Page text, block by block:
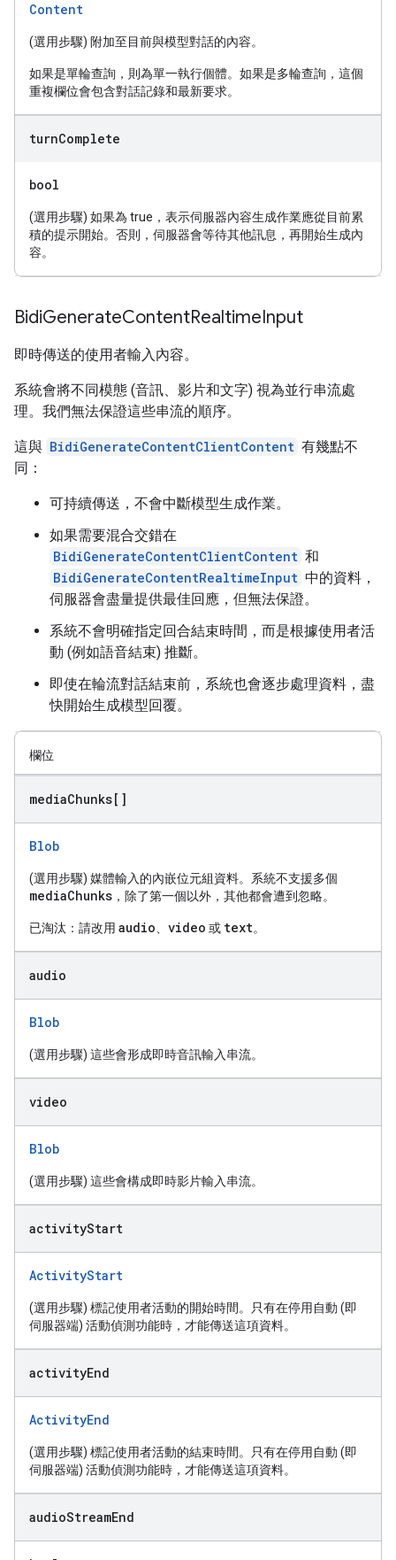
Content
(選用步驟) 附加至目前與模型對話的內容。
如果是單輪查詢，則為單一執行個體。如果是多輪查詢，這個
重複欄位會包含對話記錄和最新要求。
turnComplete
bool
(選用步驟) 如果為 true，表示伺服器內容生成作業應從目前累
積的提示開始。否則，伺服器會等待其他訊息，再開始生成內
容。
BidiGenerateContentRealtimeInput
即時傳送的使用者輸入內容。
系統會將不同模態 (音訊、影片和文字) 視為並行串流處
理。我們無法保證這些串流的順序。
這與 BidiGenerateContentClientContent 有幾點不
同：
可持續傳送，不會中斷模型生成作業。
如果需要混合交錯在
BidiGenerateContentClientContent 和
BidiGenerateContentRealtimeInput 中的資料，
伺服器會盡量提供最佳回應，但無法保證。
系統不會明確指定回合結束時間，而是根據使用者活
動 (例如語音結束) 推斷。
即使在輪流對話結束前，系統也會逐步處理資料，盡
快開始生成模型回覆。
欄位
mediaChunks[]
Blob
(選用步驟) 媒體輸入的內嵌位元組資料。系統不支援多個
mediaChunks ，除了第一個以外，其他都會遭到忽略。
已淘汰：請改用 audio video 或 text。
audio
Blob
(選用步驟) 這些會形成即時音訊輸入串流。
video
Blob
(選用步驟) 這些會構成即時影片輸入串流。
activityStart
ActivityStart
(選用步驟) 標記使用者活動的開始時間。只有在停用自動 (即
伺服器端) 活動偵測功能時，才能傳送這項資料。
activityEnd
ActivityEnd
(選用步驟) 標記使用者活動的結束時間。只有在停用自動 (即
伺服器端) 活動偵測功能時，才能傳送這項資料。
audioStreamEnd